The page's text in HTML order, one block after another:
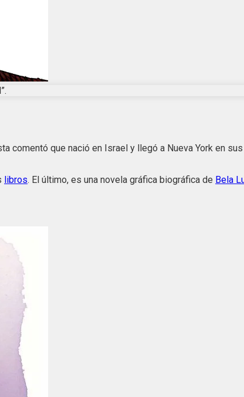
comentó que nació en Israel y llegó a Nueva York en
libros. El último, es una novela gráfica biográfica de Bela